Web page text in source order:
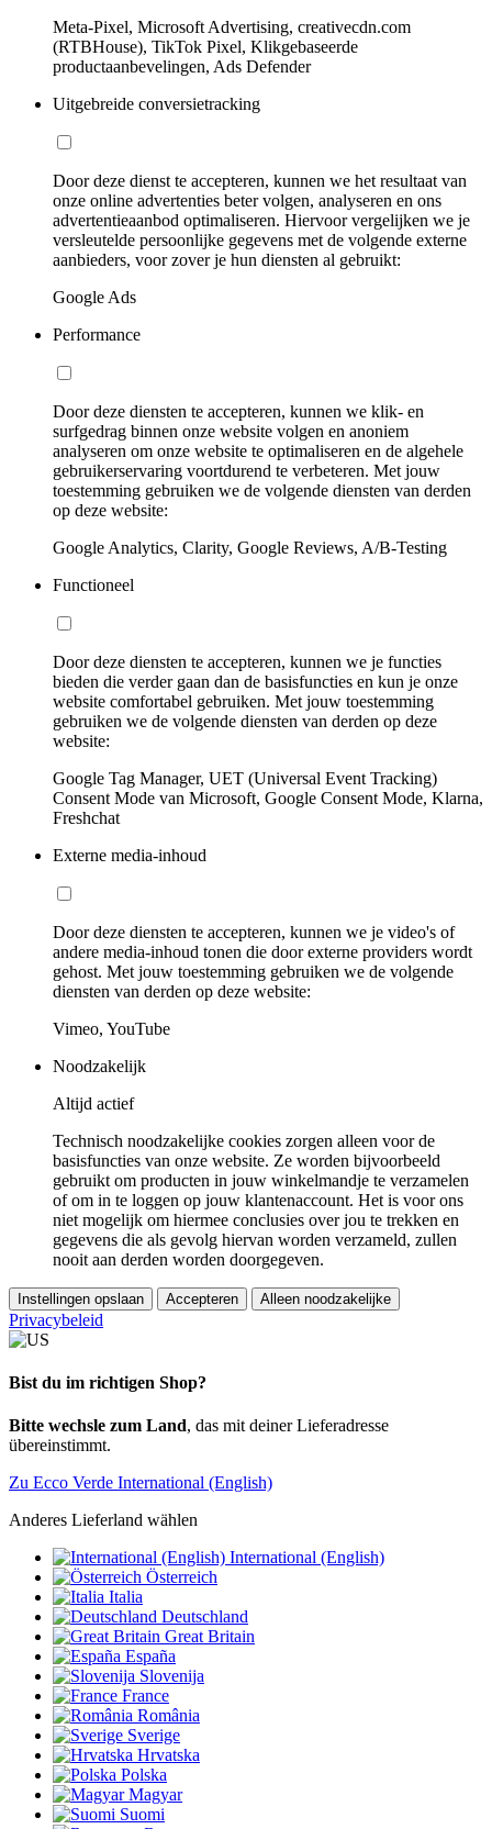
Meta-Pixel, Microsoft Advertising, creativecdn.com
(RTBHouse), TikTok Pixel, Klikgebaseerde
productaanbevelingen, Ads Defender
Uitgebreide conversietracking
Door deze dienst te accepteren, kunnen we het resultaat van
onze online advertenties beter volgen, analyseren en ons
advertentieaanbod optimaliseren. Hiervoor vergelijken we je
versleutelde persoonlijke gegevens met de volgende externe
aanbieders, voor zover je hun diensten al gebruikt:
Google Ads
Performance
Door deze diensten te accepteren, kunnen we klik- en
surfgedrag binnen onze website volgen en anoniem
analyseren om onze website te optimaliseren en de algehele
gebruikerservaring voortdurend te verbeteren. Met jouw
toestemming gebruiken we de volgende diensten van derden
op deze website:
Google Analytics, Clarity, Google Reviews, A/B-Testing
Functioneel
Door deze diensten te accepteren, kunnen we je functies
bieden die verder gaan dan de basisfuncties en kun je onze
website comfortabel gebruiken. Met jouw toestemming
gebruiken we de volgende diensten van derden op deze
website:
Google Tag Manager, UET (Universal Event Tracking)
Consent Mode van Microsoft, Google Consent Mode, Klarna,
Freshchat
Externe media-inhoud
Door deze diensten te accepteren, kunnen we je video's of
andere media-inhoud tonen die door externe providers wordt
gehost. Met jouw toestemming gebruiken we de volgende
diensten van derden op deze website:
Vimeo, YouTube
Noodzakelijk
Altijd actief
Technisch noodzakelijke cookies zorgen alleen voor de
basisfuncties van onze website. Ze worden bijvoorbeeld
gebruikt om producten in jouw winkelmandje te verzamelen
of om in te loggen op jouw klantenaccount. Het is voor ons
niet mogelijk om hiermee conclusies over jou te trekken en
gegevens die als gevolg hiervan worden verzameld, zullen
nooit aan derden worden doorgegeven.
Instellingen opslaan Accepteren Alleen noodzakelijke
Privacybeleid
Bist du im richtigen Shop?
Bitte wechsle zum Land, das mit deiner Lieferadresse
übereinstimmt.
Zu Ecco Verde International (English)
Anderes Lieferland wählen
International (English)
Österreich
Italia
Deutschland
Great Britain
España
Slovenija
France
România
Sverige
Hrvatska
Polska
Magyar
Suomi